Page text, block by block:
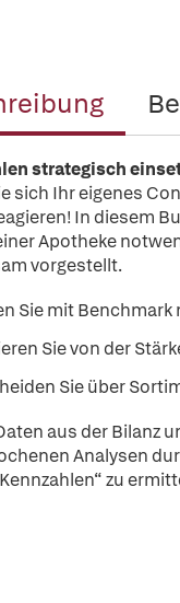
strategisch
sich Ihr eigenes
In diesem
Apotheke
vorgestellt.
Sie mit
Sie von der
Sie über
aus der Bilanz
Analysen
zu